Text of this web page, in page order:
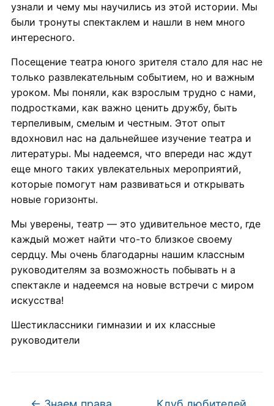
узнали и чему мы научились из этой истории. Мы
были тронуты спектаклем и нашли в нем много
интересного.
Посещение театра юного зрителя стало для нас не
только развлекательным событием, но и важным
уроком. Мы поняли, как взрослым трудно с нами,
подростками, как важно ценить дружбу, быть
терпеливым, смелым и честным. Этот опыт
вдохновил нас на дальнейшее изучение театра и
литературы. Мы надеемся, что впереди нас ждут
еще много таких увлекательных мероприятий,
которые помогут нам развиваться и открывать
новые горизонты.
Мы уверены, театр — это удивительное место, где
каждый может найти что-то близкое своему
сердцу. Мы очень благодарны нашим классным
руководителям за возможность побывать н а
спектакле и надеемся на новые встречи с миром
искусства!
Шестиклассники гимназии и их классные
руководители